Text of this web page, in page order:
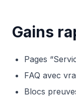
Gains
Pages
FAQ avec
Blocs